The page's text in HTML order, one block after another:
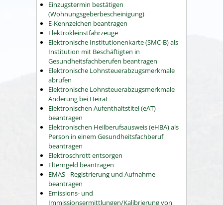
Einzugstermin bestätigen
(Wohnungsgeberbescheinigung)
E-Kennzeichen beantragen
Elektrokleinstfahrzeuge
Elektronische Institutionenkarte (SMC-B) als
Institution mit Beschäftigten in
Gesundheitsfachberufen beantragen
Elektronische Lohnsteuerabzugsmerkmale
abrufen
Elektronische Lohnsteuerabzugsmerkmale
Änderung bei Heirat
Elektronischen Aufenthaltstitel (eAT)
beantragen
Elektronischen Heilberufsausweis (eHBA) als
Person in einem Gesundheitsfachberuf
beantragen
Elektroschrott entsorgen
Elterngeld beantragen
EMAS - Registrierung und Aufnahme
beantragen
Emissions- und
Immissionsermittlungen/Kalibrierung von